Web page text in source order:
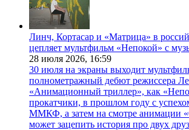
Линч, Кортасар и «Матрица» в
цепляет мультфильм «Непокой» с
28 июля 2026, 16:59
30 июля на экраны выходит
полнометражный дебют режиссера
«Анимационный триллер», как
прокатчики, в прошлом году с
ММКФ, а затем на смотре анимации
может зацепить история про двух